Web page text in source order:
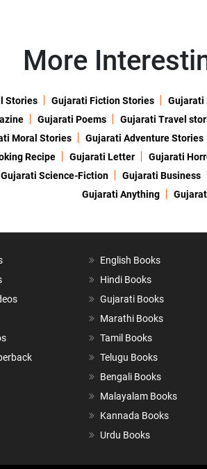
More
Stories Gujarati Fiction Stories Gujarati
Gujarati Poems Gujarati Travel
Moral Stories Gujarati Adventure Stories
Recipe Gujarati Letter Gujarati
Gujarati Science-Fiction Gujarati Business
Gujarati Anything
English Books
Hindi Books
Gujarati Books
Marathi Books
Tamil Books
Telugu Books
Bengali Books
Malayalam Books
Kannada Books
Urdu Books